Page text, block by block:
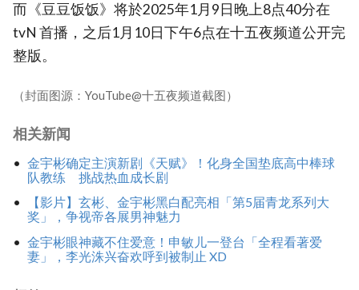
而《豆豆饭饭》将於2025年1月9日晚上8点40分在
tvN 首播，之后1月10日下午6点在十五夜频道公开完
整版。
（封面图源：YouTube@十五夜频道截图）
相关新闻
金宇彬确定主演新剧《天赋》！化身全国垫底高中棒球
队教练 挑战热血成长剧
【影片】玄彬、金宇彬黑白配亮相「第5届青龙系列大
奖」，争视帝各展男神魅力
金宇彬眼神藏不住爱意！申敏儿一登台「全程看著爱
妻」，李光洙兴奋欢呼到被制止 XD